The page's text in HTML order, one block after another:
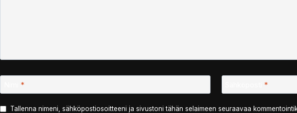
* *
Tallenna nimeni, sähköpostiosoitteeni ja sivustoni tähän selaimeen seuraavaa